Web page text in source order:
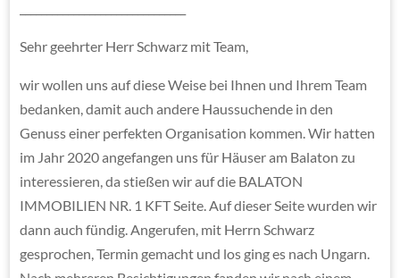
Sehr geehrter Herr Schwarz mit Team,
wir wollen uns auf diese Weise bei Ihnen und Ihrem Team
bedanken, damit auch andere Haussuchende in den
Genuss einer perfekten Organisation kommen. Wir hatten
im Jahr 2020 angefangen uns für Häuser am Balaton zu
interessieren, da stießen wir auf die BALATON
IMMOBILIEN NR. 1 KFT Seite. Auf dieser Seite wurden wir
dann auch fündig. Angerufen, mit Herrn Schwarz
gesprochen, Termin gemacht und los ging es nach Ungarn.